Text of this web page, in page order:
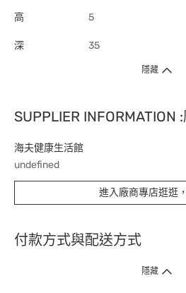
高 5
深 35
隱藏
SUPPLIER INFORMATION
海夫健康生活館
undefined
進入廠商專店逛逛
付款方式與配送方式
隱藏